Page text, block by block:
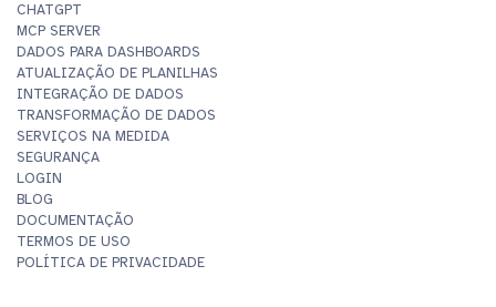
CHATGPT
MCP SERVER
DADOS PARA DASHBOARDS
ATUALIZAÇÃO DE PLANILHAS
INTEGRAÇÃO DE DADOS
TRANSFORMAÇÃO DE DADOS
SERVIÇOS NA MEDIDA
SEGURANÇA
LOGIN
BLOG
DOCUMENTAÇÃO
TERMOS DE USO
POLÍTICA DE PRIVACIDADE